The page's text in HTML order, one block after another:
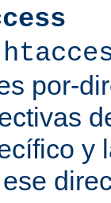
por-
y